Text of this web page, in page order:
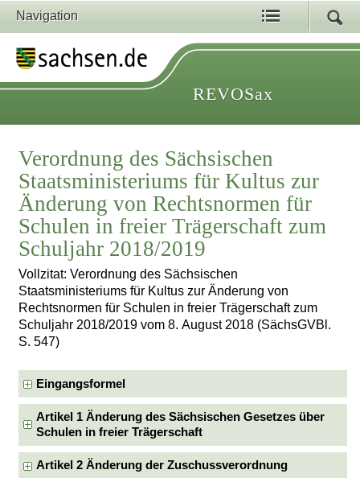
Navigation
REVOSax
Verordnung des Sächsischen
Staatsministeriums für Kultus zur
Änderung von Rechtsnormen für
Schulen in freier Trägerschaft zum
Schuljahr 2018/2019
Vollzitat: Verordnung des Sächsischen
Staatsministeriums für Kultus zur Änderung von
Rechtsnormen für Schulen in freier Trägerschaft zum
Schuljahr 2018/2019 vom 8. August 2018 (SächsGVBl.
S. 547)
Eingangsformel
Artikel 1 Änderung des Sächsischen Gesetzes über
Schulen in freier Trägerschaft
Artikel 2 Änderung der Zuschussverordnung